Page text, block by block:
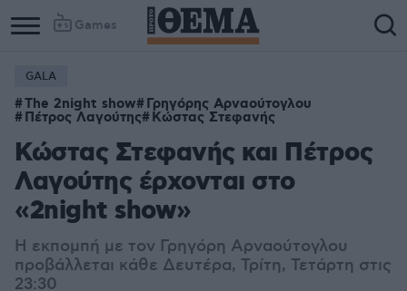
Games
GALA
The 2night show Γρηγόρης Αρναούτογλου
Πέτρος Λαγούτης Κώστας Στεφανής
Κώστας Στεφανής και Πέτρος
Λαγούτης έρχονται στο
«2night show»
Η εκπομπή με τον Γρηγόρη Αρναούτογλου
προβάλλεται κάθε Δευτέρα, Τρίτη, Τετάρτη στις
23:30